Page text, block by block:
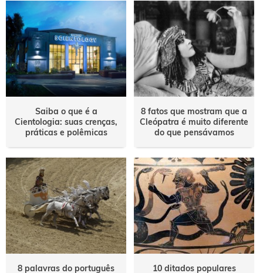
Saiba o que é a
Cientologia: suas crenças,
práticas e polêmicas
8 fatos que mostram que a
Cleópatra é muito diferente
do que pensávamos
8 palavras do português
10 ditados populares